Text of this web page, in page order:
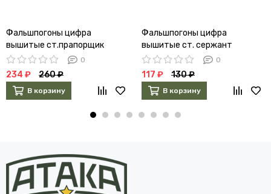
Фальшпогоны цифра
вышитые ст.прапорщик
полевые
0
234 ₽ 260 ₽
В корзину
Фальшпогоны цифра
вышитые ст. сержант
золотые
0
117 ₽ 130 ₽
В корзину